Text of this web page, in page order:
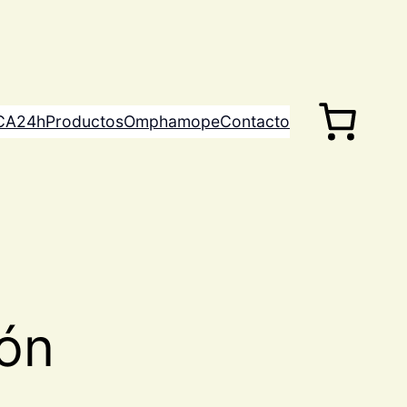
ProductosOmphamopeContacto